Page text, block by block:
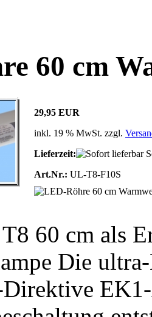
60 cm
29,95 EUR
inkl. 19 % MwSt. zzgl.
Lieferzeit:
Art.Nr.: UL-T8-F10S
60 cm als
Die